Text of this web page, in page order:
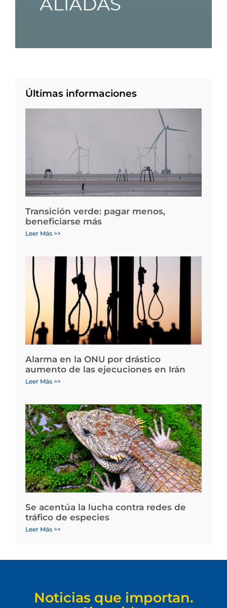
Últimas informaciones
Transición verde: pagar menos,
beneficiarse más
Leer Más >>
Alarma en la ONU por drástico
aumento de las ejecuciones en Irán
Leer Más >>
Se acentúa la lucha contra redes de
tráfico de especies
Leer Más >>
Noticias que importan.